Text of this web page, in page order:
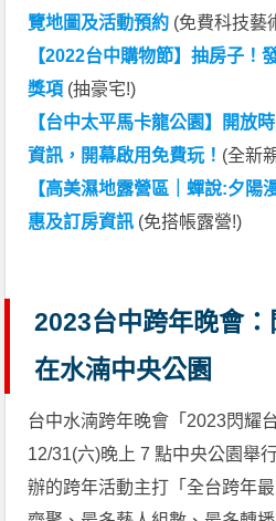
覽地圖及活動預約 (免費科技藝
【2022台中購物節】抽房子！
獎項 (抽豪宅!)
【台中太平馬卡龍公園】開放
資訊，開幕啟用免費玩！ (全新
【高美濕地露營區｜蟬說:夕陽
惠及訂房資訊 (免搭帳露營!)
2023台中跨年晚會
在水湳中央公園
台中水湳跨年晚會「2023閃耀
12/31(六)晚上 7 點中央公園舉
辦的跨年活動主打「全台跨年